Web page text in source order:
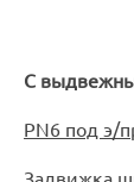
​С
PN6 под э/